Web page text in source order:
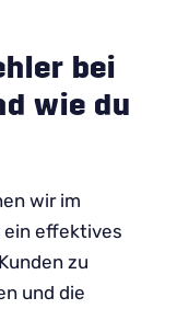
bei
wie du
wir im
ein effektives
zu
und die